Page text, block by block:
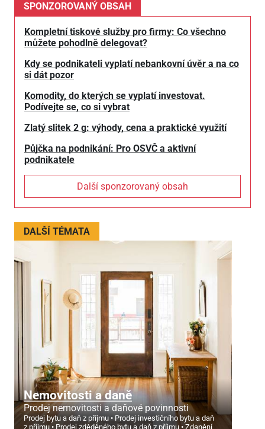
SPONZOROVANÝ OBSAH
Kompletní tiskové služby pro firmy: Co všechno
můžete pohodlně delegovat?
Kdy se podnikateli vyplatí nebankovní úvěr a na co
si dát pozor
Komodity, do kterých se vyplatí investovat.
Podívejte se, co si vybrat
Zlatý slitek 2 g: výhody, cena a praktické využití
Půjčka na podnikání: Pro OSVČ a aktivní
podnikatele
Další sponzorovaný obsah
DALŠÍ TÉMATA
Nemovitosti a daně
Prodej nemovitosti a daňové povinnosti
Prodej bytu a daň z příjmu
Prodej investičního bytu a daň
z příjmu
Prodej zděděného bytu a daň z příjmu
Zdanění